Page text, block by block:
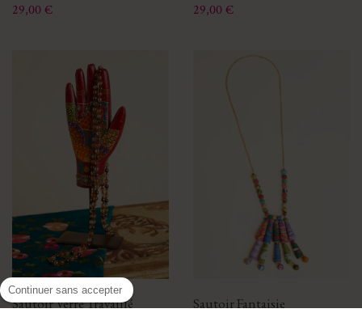
Prix
29,00 € Prix
29,00 €
Sautoir Verre Travaillé Sautoir Fantaisie
Continuer sans accepter